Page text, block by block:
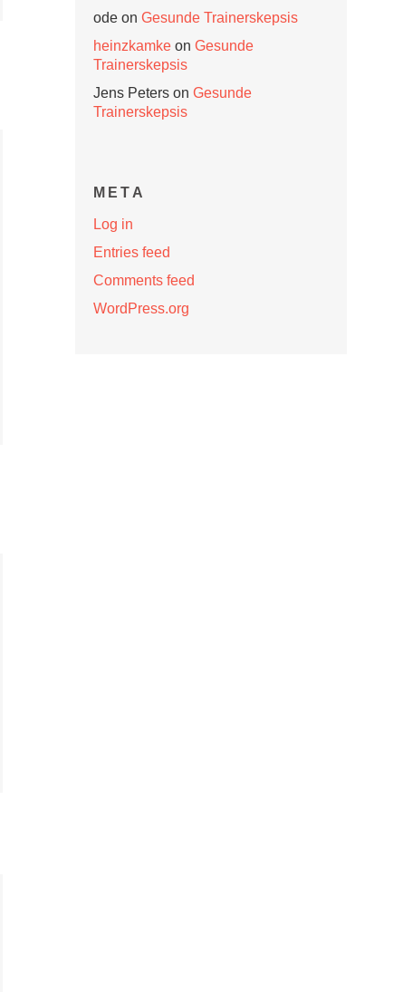
ode on Gesunde Trainerskepsis
heinzkamke on Gesunde
Trainerskepsis
Jens Peters on Gesunde
Trainerskepsis
META
Log in
Entries feed
Comments feed
WordPress.org